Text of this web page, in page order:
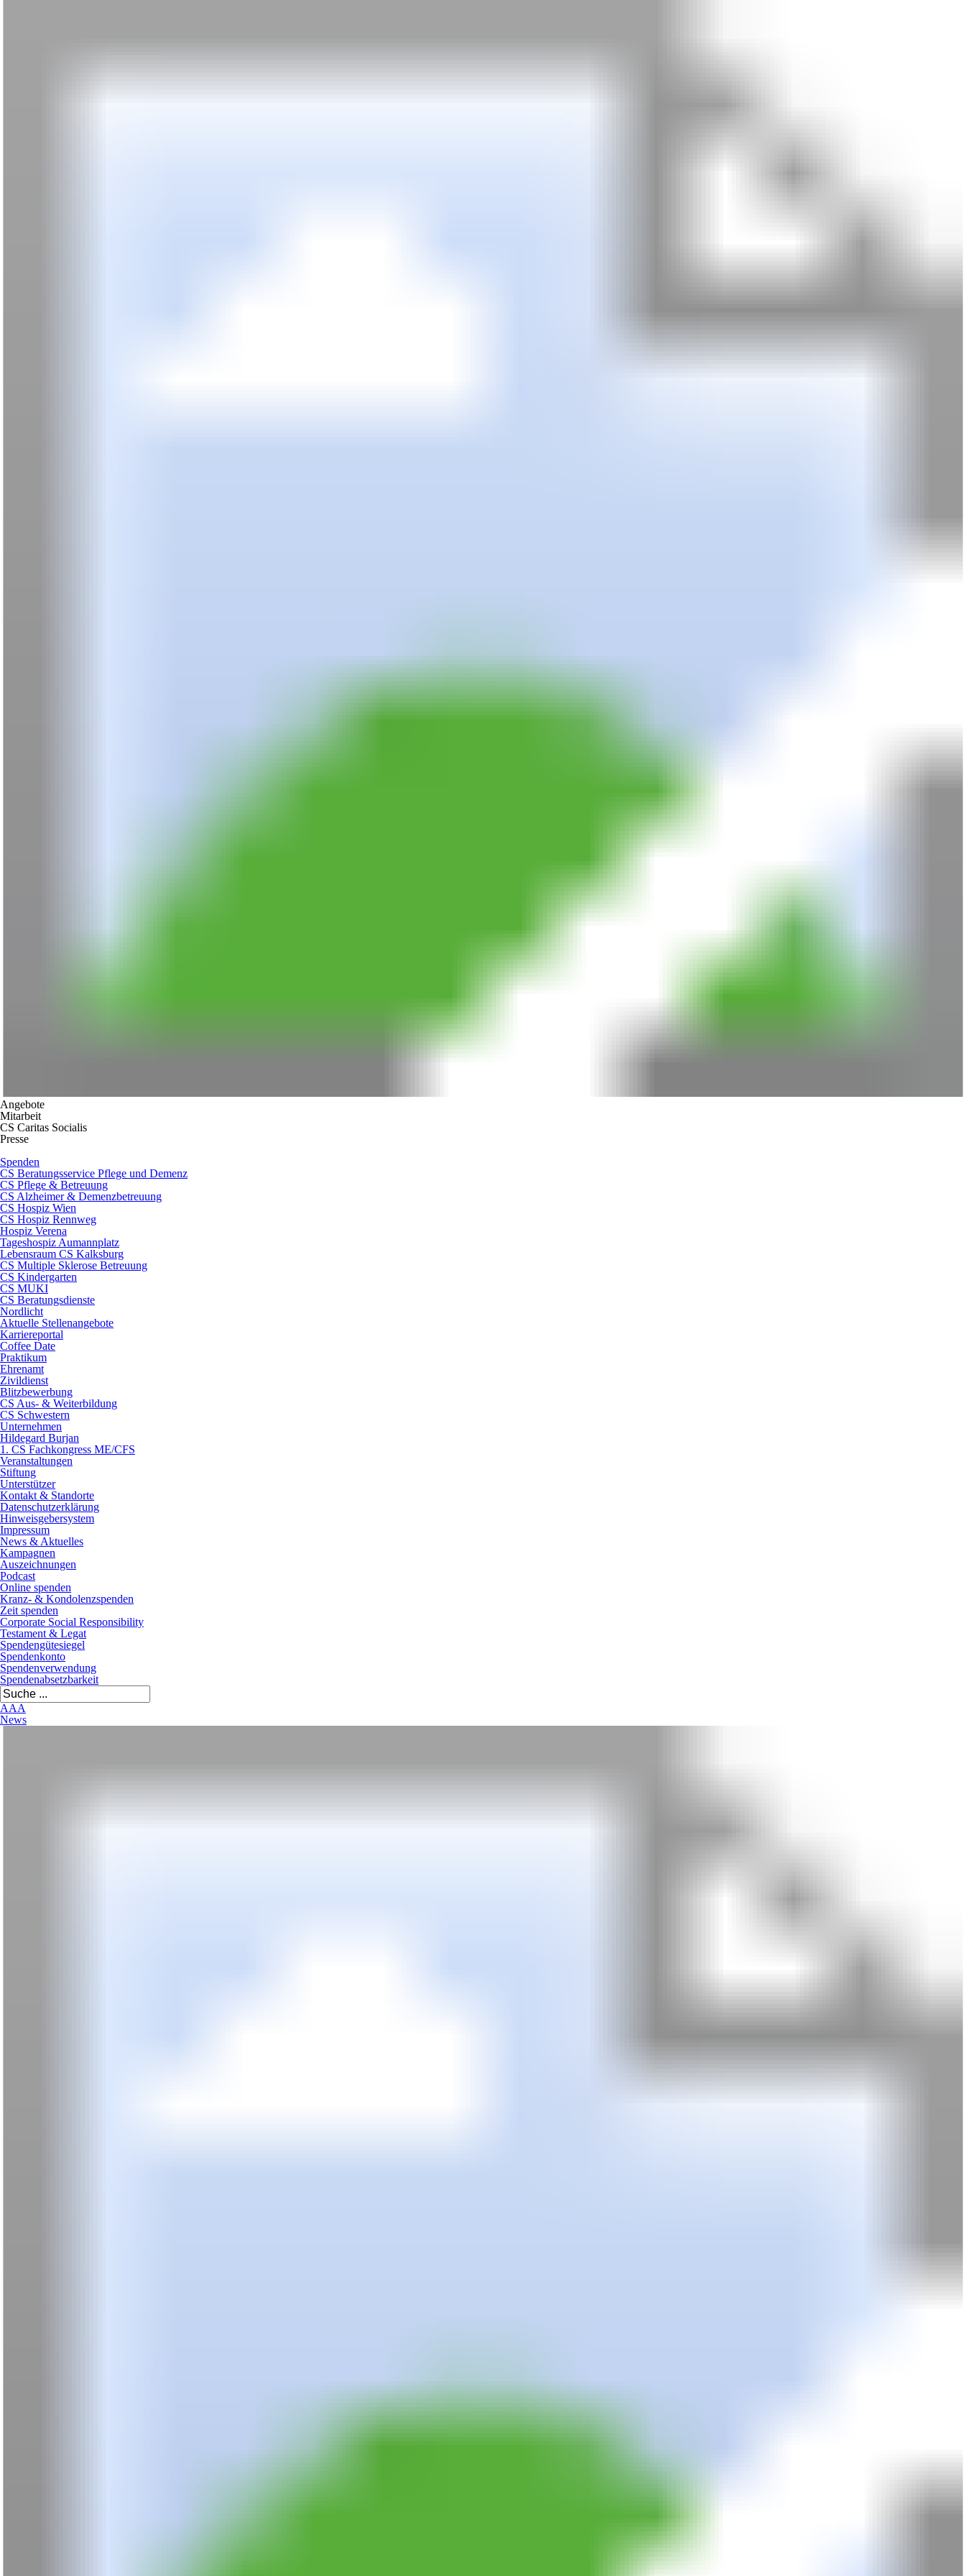
Angebote
Mitarbeit
CS Caritas Socialis
Presse
Spenden
CS Beratungsservice Pflege und Demenz
CS Pflege & Betreuung
CS Alzheimer & Demenzbetreuung
CS Hospiz Wien
CS Hospiz Rennweg
Hospiz Verena
Tageshospiz Aumannplatz
Lebensraum CS Kalksburg
CS Multiple Sklerose Betreuung
CS Kindergarten
CS MUKI
CS Beratungsdienste
Nordlicht
Aktuelle Stellenangebote
Karriereportal
Coffee Date
Praktikum
Ehrenamt
Zivildienst
Blitzbewerbung
CS Aus- & Weiterbildung
CS Schwestern
Unternehmen
Hildegard Burjan
1. CS Fachkongress ME/CFS
Veranstaltungen
Stiftung
Unterstützer
Kontakt & Standorte
Datenschutzerklärung
Hinweisgebersystem
Impressum
News & Aktuelles
Kampagnen
Auszeichnungen
Podcast
Online spenden
Kranz- & Kondolenzspenden
Zeit spenden
Corporate Social Responsibility
Testament & Legat
Spendengütesiegel
Spendenkonto
Spendenverwendung
Spendenabsetzbarkeit
AAA
News